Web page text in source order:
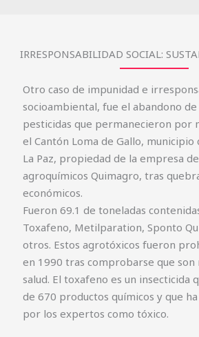
IRRESPONSABILIDAD SOCIAL:
Otro caso de impunidad e
socioambiental, fue el abandono de
pesticidas que permanecieron por
el Cantón Loma de Gallo, municipio
La Paz, propiedad de la empresa
agroquímicos Quimagro, tras
económicos.
Fueron 69.1 de toneladas
Toxafeno, Metilparation, Sponto
otros. Estos agrotóxicos fueron
en 1990 tras comprobarse que son
salud. El toxafeno es un insecticida
de 670 productos químicos y que
por los expertos como tóxico.